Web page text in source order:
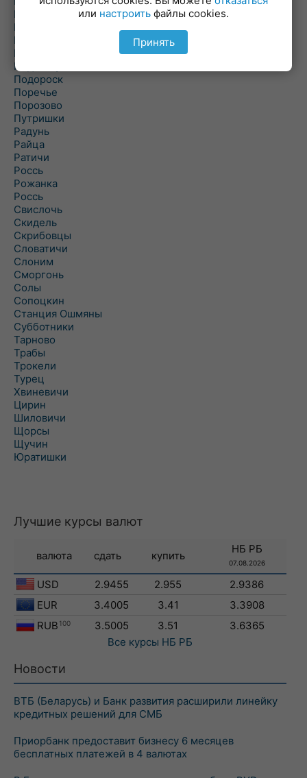
Петревичи
Погородно
Пограничный
Подлабенье
Подольцы
Подороск
Поречье
Порозово
Путришки
Радунь
Райца
Ратичи
Роcсь
Рожанка
Россь
Свислочь
Скидель
Скрибовцы
Словатичи
Слоним
Сморгонь
Солы
Сопоцкин
Станция Ошмяны
Субботники
Тарново
Трабы
Трокели
Турец
Хвиневичи
Цирин
Шиловичи
Щорсы
Щучин
Юратишки
Лучшие курсы валют
валюта сдать купить
НБ РБ
07.08.2026
USD 2.9455 2.955
2.9386
EUR
3.4005 3.41
3.3908
RUB 100 3.5005 3.51
3.6365
Все курсы НБ РБ
Новости
ВТБ (Беларусь) и Банк развития расширили линейку
кредитных решений для СМБ
Приорбанк предоставит бизнесу 6 месяцев
бесплатных платежей в 4 валютах
или настроить файлы cookies.
Принять